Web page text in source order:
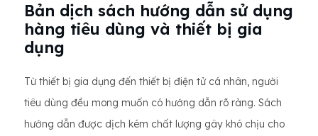
Bản dịch sách hướng dẫn sử dụng
hàng tiêu dùng và thiết bị gia
dụng
Từ thiết bị gia dụng đến thiết bị điện tử cá nhân, người
tiêu dùng đều mong muốn có hướng dẫn rõ ràng. Sách
hướng dẫn được dịch kém chất lượng gây khó chịu cho